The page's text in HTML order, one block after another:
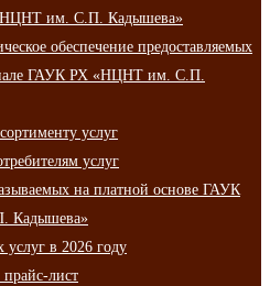
им. С.П. Кадышева»
обеспечение предоставляемых
ГАУК РХ «НЦНТ им. С.П.
услуг
услуг
на платной основе ГАУК
Кадышева»
услуг в 2026 году
лист